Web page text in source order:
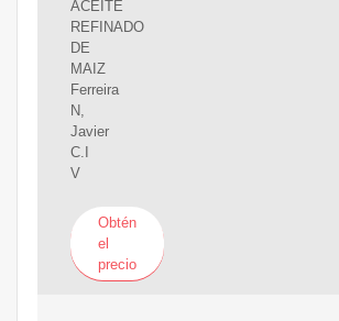
ACEITE
REFINADO
DE
MAIZ
Ferreira
N,
Javier
C.I
V
Obtén
el
precio